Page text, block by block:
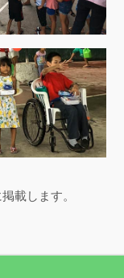
載します。